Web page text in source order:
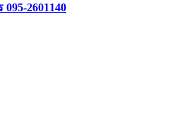
2601140